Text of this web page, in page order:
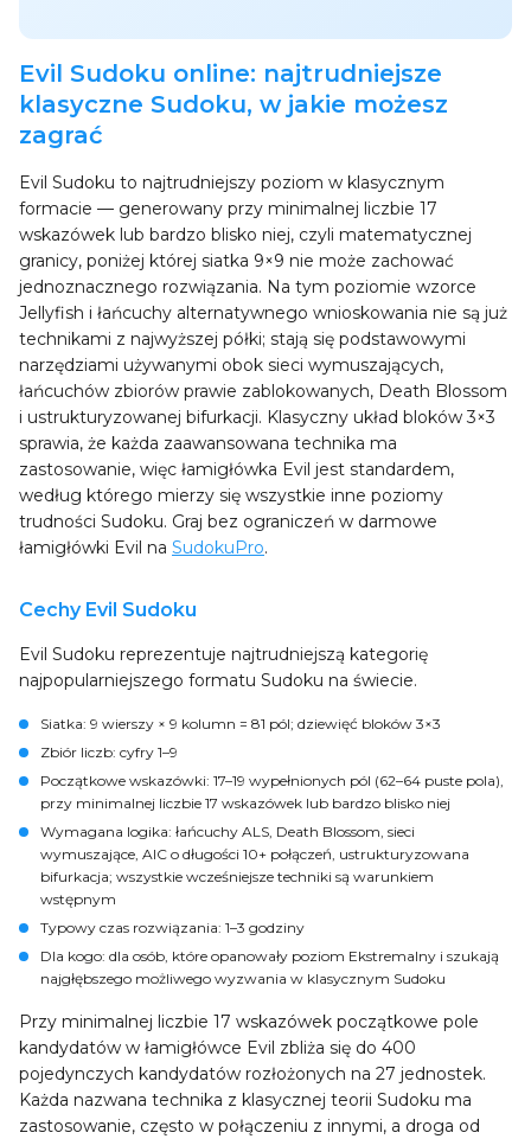
Evil Sudoku online: najtrudniejsze
klasyczne Sudoku, w jakie możesz
zagrać
Evil Sudoku to najtrudniejszy poziom w klasycznym
formacie — generowany przy minimalnej liczbie 17
wskazówek lub bardzo blisko niej, czyli matematycznej
granicy, poniżej której siatka 9×9 nie może zachować
jednoznacznego rozwiązania. Na tym poziomie wzorce
Jellyfish i łańcuchy alternatywnego wnioskowania nie są już
technikami z najwyższej półki; stają się podstawowymi
narzędziami używanymi obok sieci wymuszających,
łańcuchów zbiorów prawie zablokowanych, Death Blossom
i ustrukturyzowanej bifurkacji. Klasyczny układ bloków 3×3
sprawia, że każda zaawansowana technika ma
zastosowanie, więc łamigłówka Evil jest standardem,
według którego mierzy się wszystkie inne poziomy
trudności Sudoku. Graj bez ograniczeń w darmowe
łamigłówki Evil na SudokuPro.
Cechy Evil Sudoku
Evil Sudoku reprezentuje najtrudniejszą kategorię
najpopularniejszego formatu Sudoku na świecie.
Siatka: 9 wierszy × 9 kolumn = 81 pól; dziewięć bloków 3×3
Zbiór liczb: cyfry 1–9
Początkowe wskazówki: 17–19 wypełnionych pól (62–64 puste pola),
przy minimalnej liczbie 17 wskazówek lub bardzo blisko niej
Wymagana logika: łańcuchy ALS, Death Blossom, sieci
wymuszające, AIC o długości 10+ połączeń, ustrukturyzowana
bifurkacja; wszystkie wcześniejsze techniki są warunkiem
wstępnym
Typowy czas rozwiązania: 1–3 godziny
Dla kogo: dla osób, które opanowały poziom Ekstremalny i szukają
najgłębszego możliwego wyzwania w klasycznym Sudoku
Przy minimalnej liczbie 17 wskazówek początkowe pole
kandydatów w łamigłówce Evil zbliża się do 400
pojedynczych kandydatów rozłożonych na 27 jednostek.
Każda nazwana technika z klasycznej teorii Sudoku ma
zastosowanie, często w połączeniu z innymi, a droga od